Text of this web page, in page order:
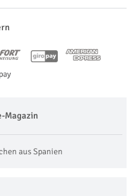
Magazin
aus Spanien